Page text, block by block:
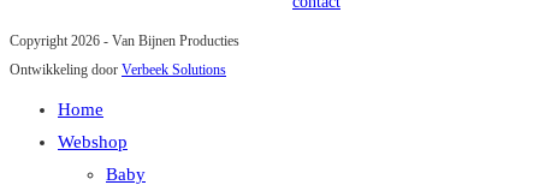
Copyright 2026 - Van Bijnen Producties
Ontwikkeling door Verbeek Solutions
Home
Webshop
Baby